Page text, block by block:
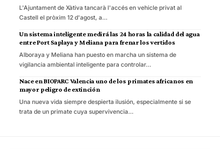
L'Ajuntament de Xàtiva tancarà l'accés en vehicle privat al
Castell el pròxim 12 d'agost, a…
Un sistema inteligente medirá las 24 horas la calidad del agua
entre Port Saplaya y Meliana para frenar los vertidos
Alboraya y Meliana han puesto en marcha un sistema de
vigilancia ambiental inteligente para controlar…
Nace en BIOPARC Valencia uno de los primates africanos en
mayor peligro de extinción
Una nueva vida siempre despierta ilusión, especialmente si se
trata de un primate cuya supervivencia…